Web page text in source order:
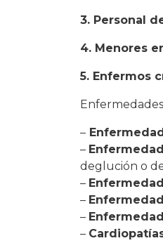
3. Personal
4. Menores
5. Enfermos
–
–
deglución o
–
–
–
–